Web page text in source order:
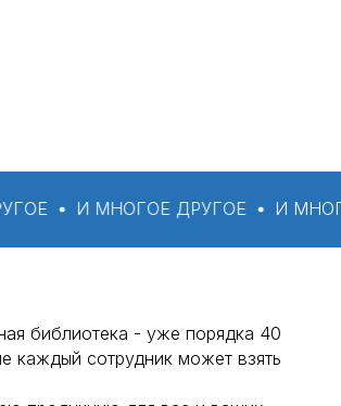
И МНОГОЕ ДРУГОЕ И МНОГОЕ
библиотека - уже порядка 40
каждый сотрудник может взять